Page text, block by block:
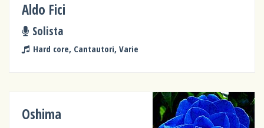
Aldo Fici
Solista
Hard core, Cantautori, Varie
Oshima